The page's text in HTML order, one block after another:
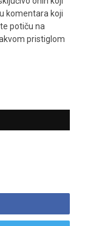
komentara koji
potiču na
pristiglom